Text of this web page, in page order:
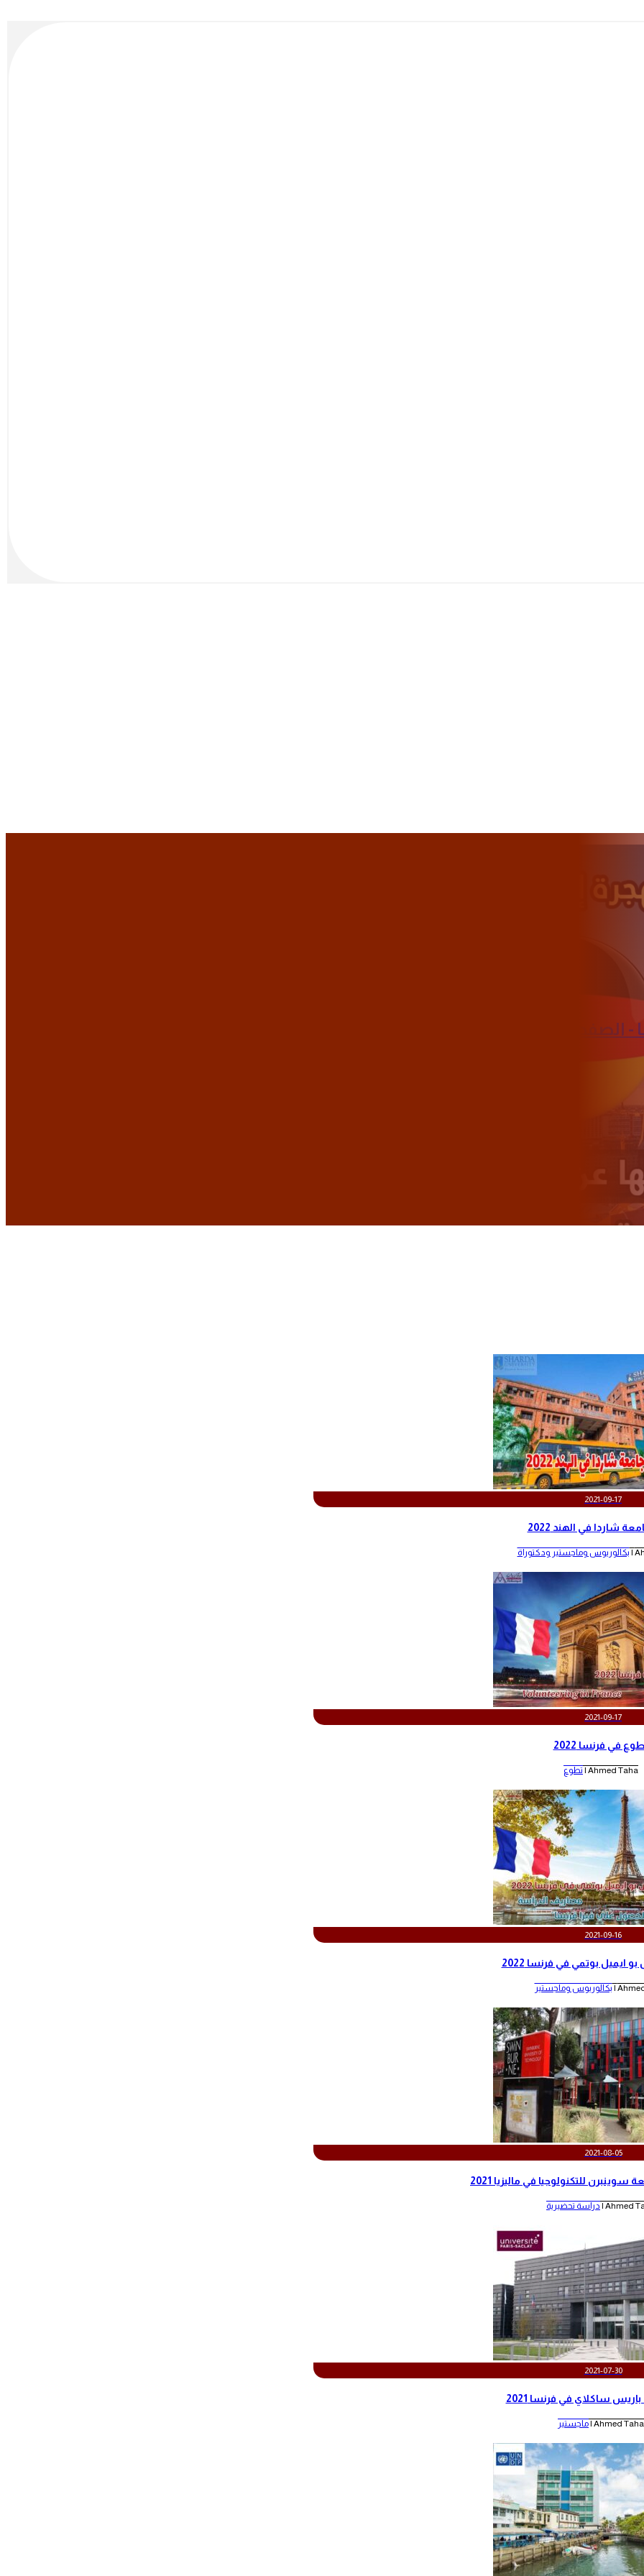
الصفحة 19
2021-09-17
شاردا في الهند 2022
بكالوريوس وماجستير ودكتوراة
2021-09-17
في فرنسا 2022
Ahmed Taha | تطوع
2021-09-16
ايميل بوتمي في فرنسا 2022
بكالوريوس وماجستير
2021-08-05
للتكنولوجيا في ماليزيا 2021
Ahmed دراسة تحضيرية
2021-07-30
ساكلاي في فرنسا 2021
Ahmed Taha | ماجستير